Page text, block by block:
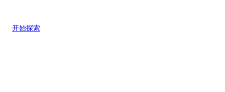
开始探索